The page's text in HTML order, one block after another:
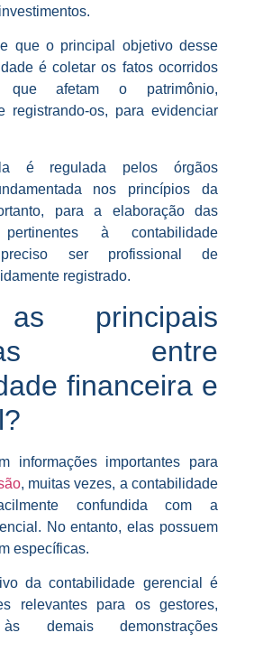
que o principal objetivo desse
é coletar os fatos ocorridos
que afetam o patrimônio,
registrando-os, para evidenciar
é regulada pelos órgãos
nos princípios da
para a elaboração das
pertinentes à contabilidade
ser profissional de
registrado.
principais
entre
financeira e
informações importantes para
, muitas vezes, a contabilidade
confundida com a
No entanto, elas possuem
específicas.
da contabilidade gerencial é
relevantes para os gestores,
às demais demonstrações